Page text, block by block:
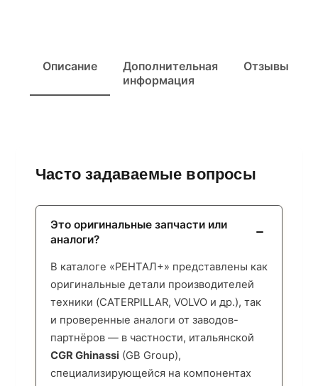
Описание
Дополнительная
информация
Отзывы
Часто задаваемые вопросы
Это оригинальные запчасти или
аналоги?
В каталоге «РЕНТАЛ+» представлены как
оригинальные детали производителей
техники (CATERPILLAR, VOLVO и др.), так
и проверенные аналоги от заводов-
партнёров — в частности, итальянской
CGR Ghinassi (GB Group),
специализирующейся на компонентах